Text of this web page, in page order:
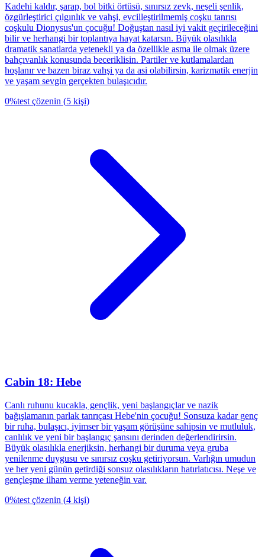
Kadehi kaldır, şarap, bol bitki örtüsü, sınırsız zevk, neşeli şenlik,
özgürleştirici çılgınlık ve vahşi, evcilleştirilmemiş coşku tanrısı
coşkulu Dionysus'un çocuğu! Doğuştan nasıl iyi vakit geçirileceğini
bilir ve herhangi bir toplantıya hayat katarsın. Büyük olasılıkla
dramatik sanatlarda yetenekli ya da özellikle asma ile olmak üzere
bahçıvanlık konusunda beceriklisin. Partiler ve kutlamalardan
hoşlanır ve bazen biraz vahşi ya da asi olabilirsin, karizmatik enerjin
ve yaşam sevgin gerçekten bulaşıcıdır.
0%test çözenin (5 kişi)
Cabin 18: Hebe
Canlı ruhunu kucakla, gençlik, yeni başlangıçlar ve nazik
bağışlamanın parlak tanrıçası Hebe'nin çocuğu! Sonsuza kadar genç
bir ruha, bulaşıcı, iyimser bir yaşam görüşüne sahipsin ve mutluluk,
canlılık ve yeni bir başlangıç şansını derinden değerlendirirsin.
Büyük olasılıkla enerjiksin, herhangi bir duruma veya gruba
yenilenme duygusu ve sınırsız coşku getiriyorsun. Varlığın umudun
ve her yeni günün getirdiği sonsuz olasılıkların hatırlatıcısı. Neşe ve
gençleşme ilham verme yeteneğin var.
0%test çözenin (4 kişi)